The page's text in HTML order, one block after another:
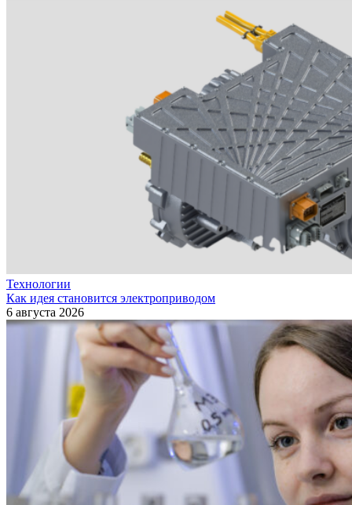
Технологии
Как идея становится электроприводом
6 августа 2026